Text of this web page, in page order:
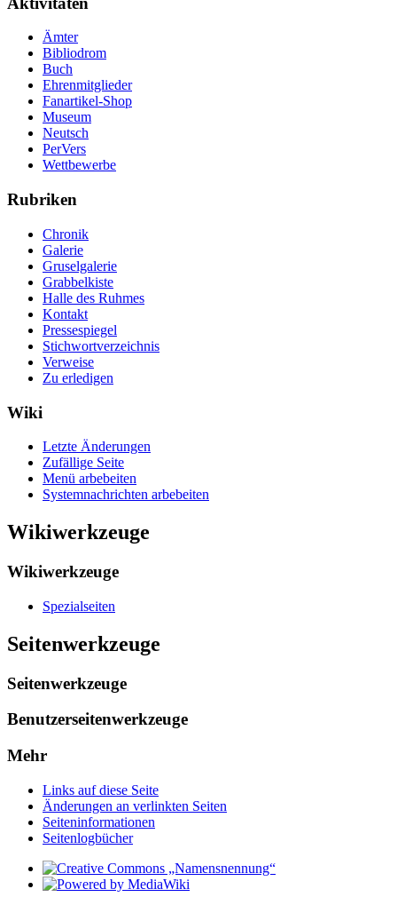
Ämter
Bibliodrom
Buch
Ehrenmitglieder
Fanartikel-Shop
Museum
Neutsch
PerVers
Wettbewerbe
Rubriken
Chronik
Galerie
Gruselgalerie
Grabbelkiste
Halle des Ruhmes
Kontakt
Pressespiegel
Stichwortverzeichnis
Verweise
Zu erledigen
Wiki
Letzte Änderungen
Zufällige Seite
Menü arbebeiten
Systemnachrichten arbebeiten
Wikiwerkzeuge
Wikiwerkzeuge
Spezialseiten
Seitenwerkzeuge
Seitenwerkzeuge
Benutzerseitenwerkzeuge
Mehr
Links auf diese Seite
Änderungen an verlinkten Seiten
Seiten­­informationen
Seitenlogbücher